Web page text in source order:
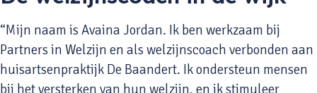
“Mijn naam is Avaina Jordan. Ik ben werkzaam bij
Partners in Welzijn en als welzijnscoach verbonden aan
huisartsenpraktijk De Baandert. Ik ondersteun mensen
bij het versterken van hun welzijn, en ik stimuleer